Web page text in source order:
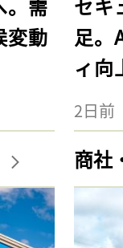
。需
変動
セキ
足。
ィ向
2日前
商社